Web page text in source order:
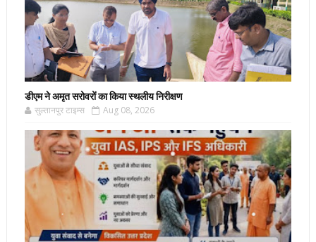
डीएम ने अमृत सरोवरों का किया स्थलीय निरीक्षण
सुल्तानपुर टाइम्स Aug 08, 2026